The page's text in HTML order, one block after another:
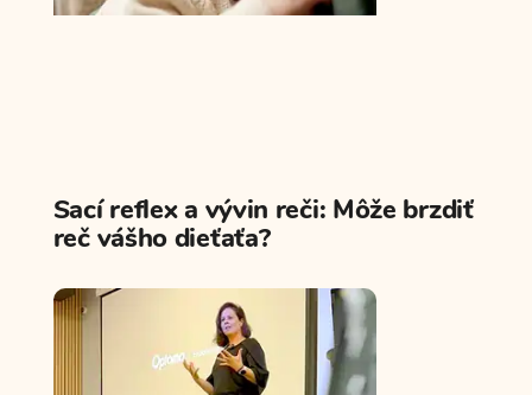
Sací reflex a vývin reči: Môže brzdiť
reč vášho dieťaťa?